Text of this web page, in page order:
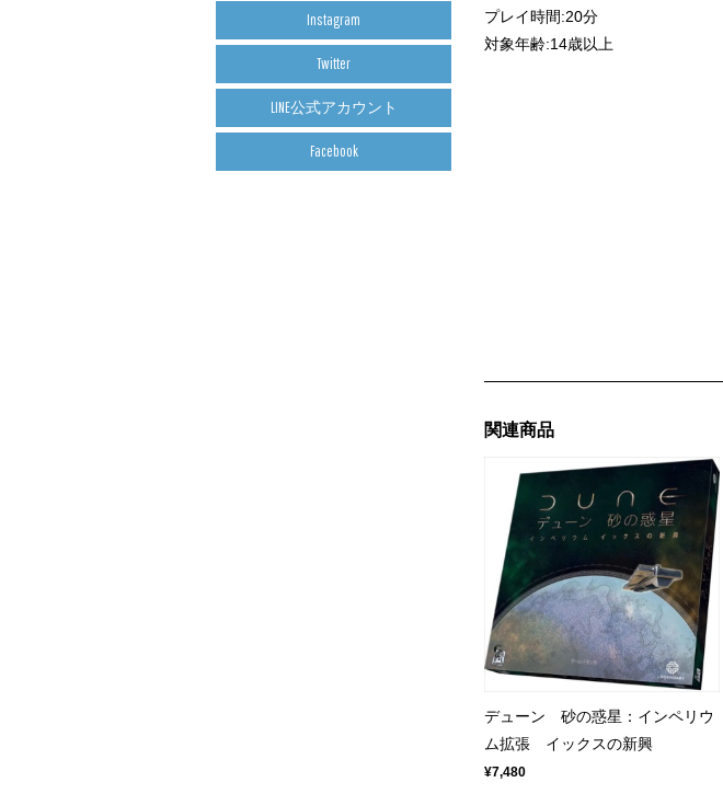
プレイ時間:20分
対象年齢:14歳以上
関連商品
デューン 砂の惑星：インペリウ
ム拡張 イックスの新興
¥7,480
Instagram
Twitter
LINE公式アカウント
Facebook